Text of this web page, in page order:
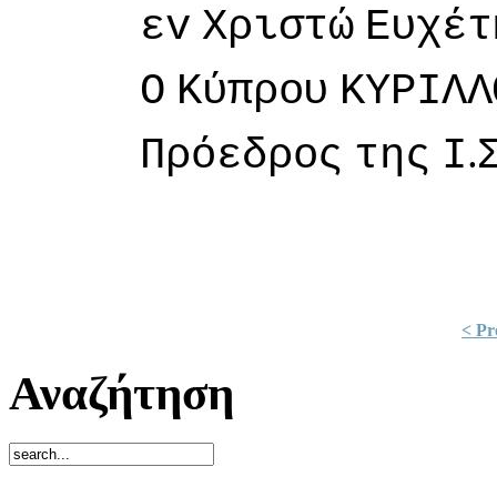
εv Χριστώ
Ο Κύπρoυ
Πρόεδρoς της I.
<
Αναζήτηση